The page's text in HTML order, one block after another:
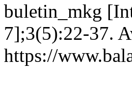
buletin_mkg
7];3(5):22-37.
https://